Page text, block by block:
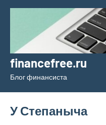
Перейти
содержимому
financefree.ru
Блог финансиста
У Степаныча